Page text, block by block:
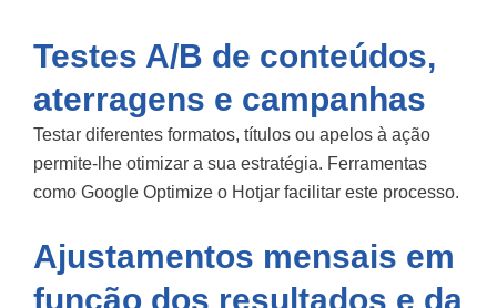
Testes A/B de conteúdos,
aterragens e campanhas
Testar diferentes formatos, títulos ou apelos à ação
permite-lhe otimizar a sua estratégia. Ferramentas
como Google Optimize o Hotjar facilitar este processo.
Ajustamentos mensais em
função dos resultados e da